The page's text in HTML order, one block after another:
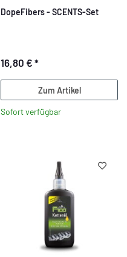
DopeFibers - SCENTS-Set
16,80 € *
Zum Artikel
Sofort verfügbar